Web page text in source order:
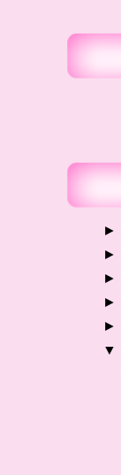
►
►
►
►
►
▼